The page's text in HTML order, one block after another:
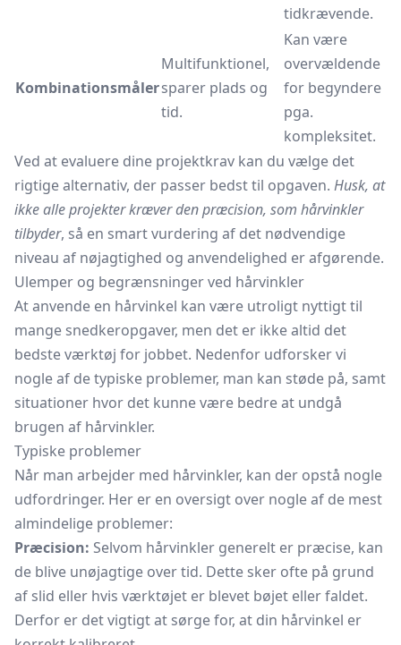
tidkrævende.
Kombinationsmåler
Multifunktionel,
sparer plads og
tid.
Kan være
overvældende
for begyndere
pga.
kompleksitet.
Ved at evaluere dine projektkrav kan du vælge det
rigtige alternativ, der passer bedst til opgaven. Husk, at
ikke alle projekter kræver den præcision, som hårvinkler
tilbyder, så en smart vurdering af det nødvendige
niveau af nøjagtighed og anvendelighed er afgørende.
Ulemper og begrænsninger ved hårvinkler
At anvende en hårvinkel kan være utroligt nyttigt til
mange snedkeropgaver, men det er ikke altid det
bedste værktøj for jobbet. Nedenfor udforsker vi
nogle af de typiske problemer, man kan støde på, samt
situationer hvor det kunne være bedre at undgå
brugen af hårvinkler.
Typiske problemer
Når man arbejder med hårvinkler, kan der opstå nogle
udfordringer. Her er en oversigt over nogle af de mest
almindelige problemer:
Præcision: Selvom hårvinkler generelt er præcise, kan
de blive unøjagtige over tid. Dette sker ofte på grund
af slid eller hvis værktøjet er blevet bøjet eller faldet.
Derfor er det vigtigt at sørge for, at din hårvinkel er